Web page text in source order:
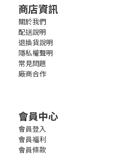
商店資訊
關於我們
配送說明
退換貨說明
隱私權聲明
常見問題
廠商合作
會員中心
會員登入
會員福利
會員條款